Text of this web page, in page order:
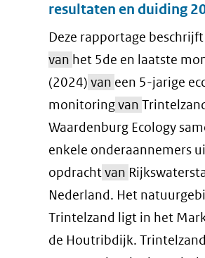
resultaten en duiding
Deze rapportage
van het 5de en laatste
(2024) van een 5-jarige
monitoringvan
Waardenburg Ecology
enkele onderaannemers
opdrachtvan
Nederland. Het
Trintelzand ligt in het
de Houtribdijk.